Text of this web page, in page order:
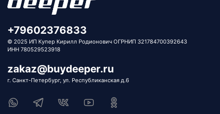
+79602376833
© 2025 ИП Купер Кирилл Родионович ОГРНИП 321784700392643
ИНН 780529523918
zakaz@buydeeper.ru
г. Санкт-Петербург, ул. Республиканская д.6